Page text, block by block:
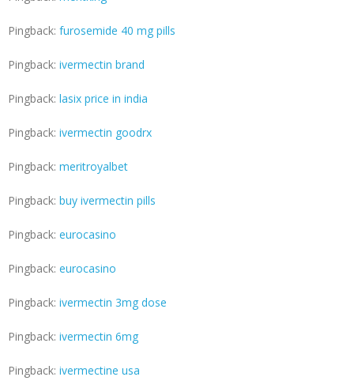
Pingback: furosemide 40 mg pills
Pingback: ivermectin brand
Pingback: lasix price in india
Pingback: ivermectin goodrx
Pingback: meritroyalbet
Pingback: buy ivermectin pills
Pingback: eurocasino
Pingback: eurocasino
Pingback: ivermectin 3mg dose
Pingback: ivermectin 6mg
Pingback: ivermectine usa